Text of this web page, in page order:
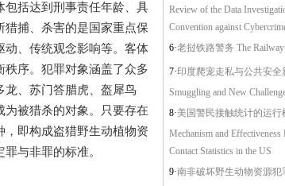
括达到刑事责任年龄、具
捕、杀害的是国家重点保
、传统观念影响等。客体
序。犯罪对象涵盖了众多
龙、苏门答腊虎、盔犀鸟
被猎杀的对象。只要存在
即构成盗猎野生动植物资
与非罪的标准。
Review of the Data
Convention against
6·老挝铁路警务 The Railway
7·印度爬宠走私与公共安全
Smuggling and New
8·美国警民接触统计的运行
Mechanism and
Contact Statistics in the US
9·南非破坏野生动物资源犯